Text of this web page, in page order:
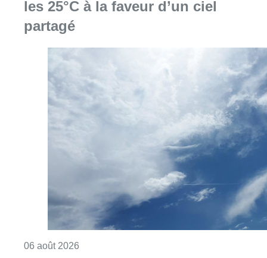
06 août 2026 Consulter l'article "Météo : Le mercure
Centre Fedasil à Uccle : l’audience
reportée au 12 août après de
nouvelles conclusions